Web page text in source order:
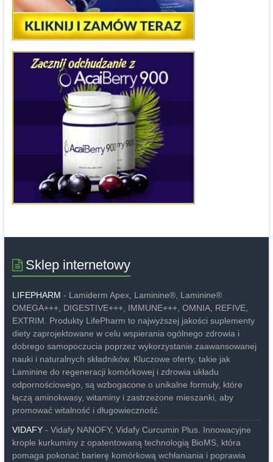
Sklep internetowy
LIFEPHARM - Lamiderm Apex, Laminine®, Laminine®
OMEGA+++, DIGESTIVE+++, IMMUNE+++, OMNIA, REFIVE,
EXTRIM. Produkty LifePharm to najwyższej jakości suplementy
diety zaprojektowane w celu wspierania ogólnego zdrowia i
dobrego samopoczucia poprzez wykorzystanie zaawansowanej
nauki i naturalnych składników. Kluczowe oferty, takie jak
Laminine do regeneracji komórkowej i zdrowia układu
odpornościowego, są wzbogacone o unikalne formuły, które
łączą aminokwasy, witaminy i zastrzeżone mieszanki, aby
promować witalność i długowieczność.
VIDAFY- Vidafy NANOFY, Vidafy Curcumin Plus. Innowacyjne
krople kurkuminy z opatentowaną technologią BioMS, która
pomaga pokonać barierę komórkową wchłaniania i poprawia